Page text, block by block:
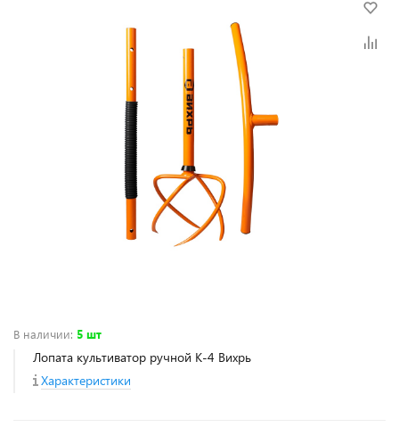
В наличии: 5 шт
Лопата культиватор ручной К-4 Вихрь
Характеристики